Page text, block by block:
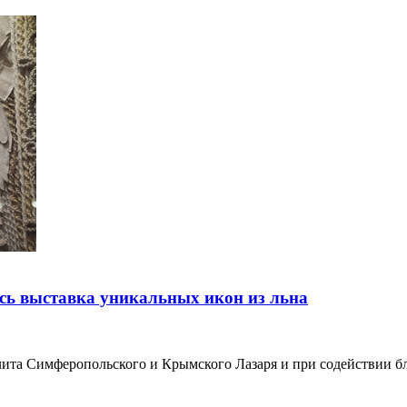
выставка уникальных икон из льна
Симферопольского и Крымского Лазаря и при содействии